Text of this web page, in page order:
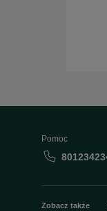
Pomoc
Zobacz także